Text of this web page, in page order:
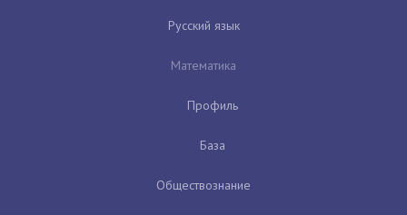
Русский язык
Математика
Профиль
База
Обществознание